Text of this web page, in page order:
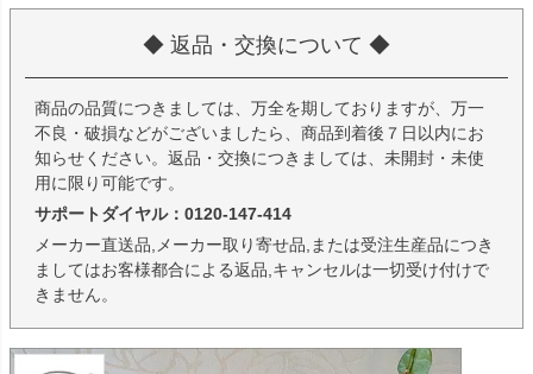
◆ 返品・交換について ◆
商品の品質につきましては、万全を期しておりますが、万一
不良・破損などがございましたら、商品到着後７日以内にお
知らせください。返品・交換につきましては、未開封・未使
用に限り可能です。
サポートダイヤル：0120-147-414
メーカー直送品,メーカー取り寄せ品,または受注生産品につき
ましてはお客様都合による返品,キャンセルは一切受け付けで
きません。